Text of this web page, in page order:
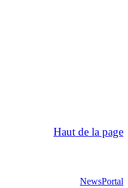
Haut de la page
NewsPortal